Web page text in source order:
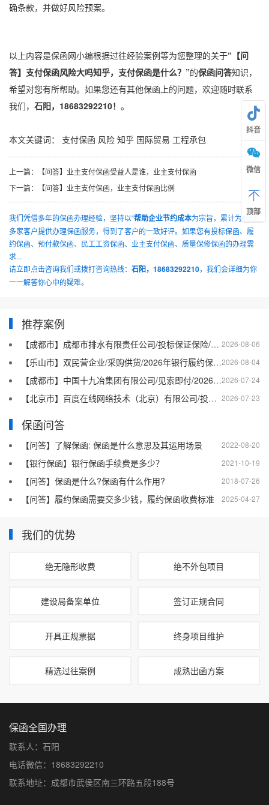
确条款，并做好风险预案。
以上内容是保函网小编根据过往经验案例等为您整理的关于“【问
答】支付保函风险大吗知乎，支付保函是什么？”的保函问答知识，
希望对您有所帮助。如果您还有其他保函上的问题，欢迎随时联系
我们， 石阳，18683292210！ 。
本文关键词： 支付保函 风险 知乎 国际贸易 工程承包
上一篇：
【问答】业主支付保函受益人是谁，业主支付保函
下一篇：
【问答】业主支付保函，业主支付保函比例
我们凭借多年的保函办理经验，坚持以“帮助企业节约成本为宗旨，累计为4000
多家客户提供办理保函服务，得到了客户的一致好评。如果您有投标保函、履
约保函、预付款保函、民工工资保函、业主支付保函、质量保修保函的办理需
求...
请立即点击咨询我们或拨打咨询热线： 石阳，18683292210，我们会详细为你
一一解答你心中的疑难。
推荐案例
2026-08-06
【成都市】成都市排水有限责任公司/投标保证保险/2026银行投标保函十三
2026-08-04
【乐山市】双民营企业/采购供货/2026年银行履约保函四十二
2026-07-24
【成都市】中国十九冶集团有限公司/见索即付/2026年银行履约保函四十一
2026-07-23
【北京市】百度在线网络技术（北京）有限公司/投标保函/2026银行投标保函十二
保函问答
2022-08-20
【问答】了解保函: 保函是什么意思及其运用场景
2021-10-19
【银行保函】银行保函手续费是多少？
2018-07-26
【问答】保函是什么?保函有什么作用?
2025-04-27
【问答】履约保函需要交多少钱，履约保函收费标准
我们的优势
绝无隐形收费 绝不外包项目
建设局备案单位 签订正规合同
开具正规票据 终身项目维护
精选过往案例 成熟出函方案
保函全国办理
联系人：石阳
电话微信：18683292210
联系地址：成都市武侯区南三环路五段188号
抖音
微信
顶部